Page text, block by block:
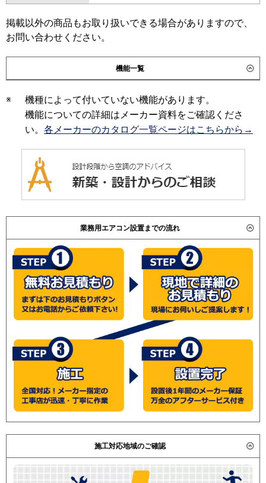
ZRMP80D6
日立 RPI-GP80RGHC9 RPI-GP80RGH9
三菱重工 FDUZ806H6S
パナソニック PA-P80FE7GNC PA-P80FE7GC
SSRM80BJT SSRMM80BJT
SSRJM80BJT SSRJMM80BJT
SSRJM80BFT
SSRM80BCT
RDXA08033M
三菱電機 PEZ-DHRMP80D5 PEZ-
DHRMP80D3 PEZ-ZRMP80D3
PEZ-DHRMP80D2 PEZ-
ZRMP80D2 PEZ-ZRMP80DZ
PEZ-ZRMP80DY PEZ-ZRMP80DV
PEZ-ZRMP80DR
日立 RPI-GP80RGH8 RPI-GP80RGHC7
RPI-GP80RGH7 RPI-GP80RGHC6
RPI-GP80RGH6 RPI-GP80RGHC5
RPI-GP80RGH5 RPI-GP80RGHC4
RPI-GP80RGH4 RPI-AP80GHC3
RPI-GP80RGHC3 RPI-AP80GH8
RPI-GP80RGH3 RPI-AP80GHC2
RPI-GP80RGHC2
RPI-AP80GH7
RPI-GP80RGH2
三菱重工 FDUZ805H5SA FDUZ805H5S
パナソニック PA-P80FE7GNB PA-P80FE7GB
P80FE6GB PA-P80FE6GNB
P80FE6GN PA-P80FE6G
掲載以外の商品もお取り扱いできる場合がありますので、
お問い合わせください。
機能一覧
※
機種によって付いていない機能があります。
機能についての詳細はメーカー資料をご確認くださ
い。 各メーカーのカタログ一覧ページはこちらから→
業務用エアコン設置までの流れ
施工対応地域のご確認